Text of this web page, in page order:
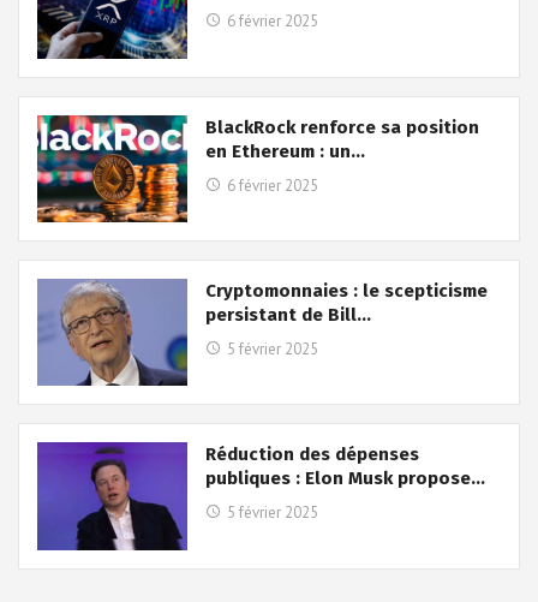
6 février 2025
BlackRock renforce sa position
en Ethereum : un…
6 février 2025
Cryptomonnaies : le scepticisme
persistant de Bill…
5 février 2025
Réduction des dépenses
publiques : Elon Musk propose…
5 février 2025